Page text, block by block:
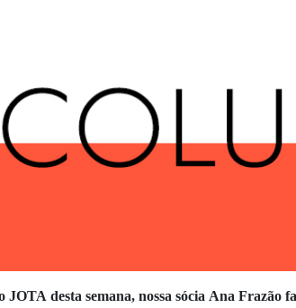
JOTA desta semana, nossa sócia Ana